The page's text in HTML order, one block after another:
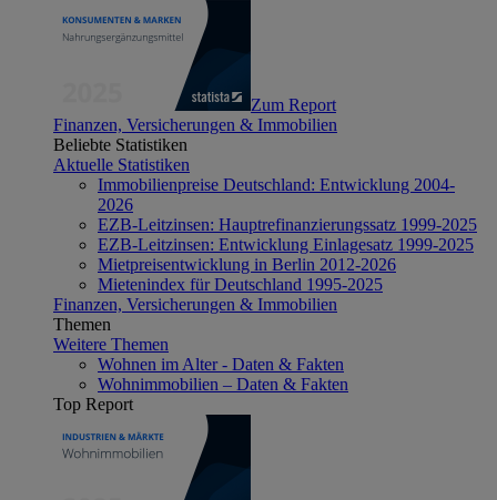
Zum Report
Finanzen, Versicherungen & Immobilien
Beliebte Statistiken
Aktuelle Statistiken
Immobilienpreise Deutschland: Entwicklung 2004-
2026
EZB-Leitzinsen: Hauptrefinanzierungssatz 1999-2025
EZB-Leitzinsen: Entwicklung Einlagesatz 1999-2025
Mietpreisentwicklung in Berlin 2012-2026
Mietenindex für Deutschland 1995-2025
Finanzen, Versicherungen & Immobilien
Themen
Weitere Themen
Wohnen im Alter - Daten & Fakten
Wohnimmobilien – Daten & Fakten
Top Report